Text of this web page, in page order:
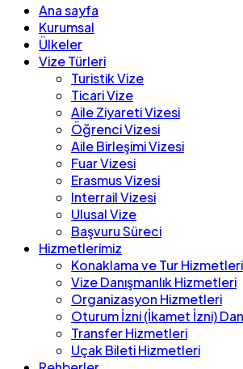
Ana sayfa
Kurumsal
Ülkeler
Vize Türleri
Turistik Vize
Ticari Vize
Aile Ziyareti Vizesi
Öğrenci Vizesi
Aile Birleşimi Vizesi
Fuar Vizesi
Erasmus Vizesi
Interrail Vizesi
Ulusal Vize
Başvuru Süreci
Hizmetlerimiz
Konaklama ve Tur Hizmetleri
Vize Danışmanlık Hizmetleri
Organizasyon Hizmetleri
Oturum İzni (İkamet İzni)
Transfer Hizmetleri
Uçak Bileti Hizmetleri